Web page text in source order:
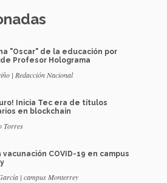
"Oscar" de la educación por
Profesor Holograma
| Redacción Nacional
Inicia Tec era de títulos
en blockchain
Torres
vacunación COVID-19 en campus
| campus Monterrey